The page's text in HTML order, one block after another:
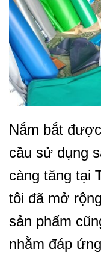
Nắm bắt
cầu sử dụng
càng tăng tại
tôi đã mở
sản phẩm
nhằm đáp